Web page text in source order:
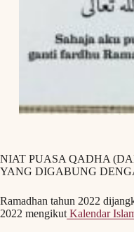
NIAT PUASA QADHA
YANG DIGABUNG
Ramadhan tahun 2022
2022 mengikut Kalendar